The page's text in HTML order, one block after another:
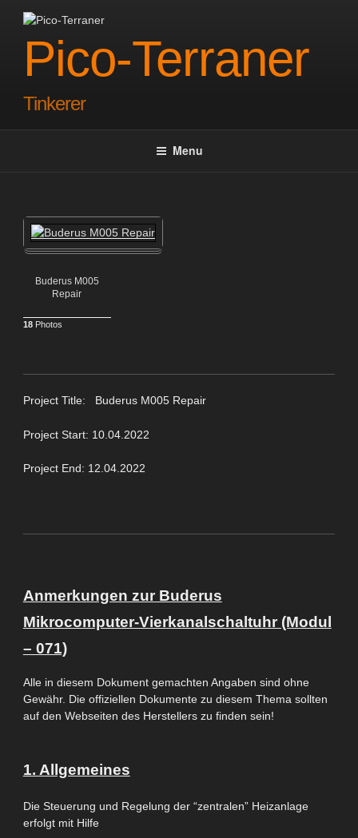
contentPico-Terraner
Tinkerer
Menu
Buderus M005
Repair
18Photos
Project Title: Buderus M005 Repair
Project Start: 10.04.2022
Project End: 12.04.2022
Anmerkungen zur Buderus
Mikrocomputer-Vierkanalschaltuhr (Modul
– 071)
Alle in diesem Dokument gemachten Angaben sind ohne
Gewähr. Die offiziellen Dokumente zu diesem Thema sollten
auf den Webseiten des Herstellerszu finden sein!
1. Allgemeines
DieSteuerung und Regelung der “zentralen” Heizanlage
erfolgt mit Hilfe